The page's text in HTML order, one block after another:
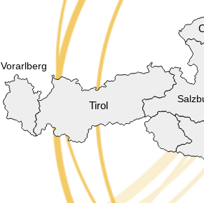
Tirol
Vorarlberg